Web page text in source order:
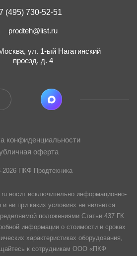
(495) 730-52-51
prodteh@list.ru
ул. 1-ый Нагатинский
проезд, д. 4
конфиденциальности
оферта
2026 ПКФ Продтехника
носит исключительно информационно-
и ни при каких условиях не является
положениями Статьи 437 ГК
информации о стоимости и сроках
характеристиках оборудования,
к сотрудникам ООО «ПКФ